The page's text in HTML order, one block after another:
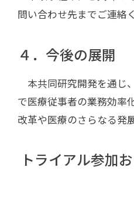
問い合わせ先までご連絡
４．今後の展開
本共同研究開発を通じ
で医療従事者の業務効率
改革や医療のさらなる発
トライアル参加